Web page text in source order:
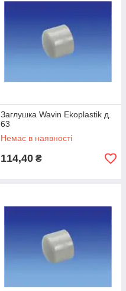
Заглушка Wavin Ekoplastik д.
63
Немає в наявності
114,40 ₴